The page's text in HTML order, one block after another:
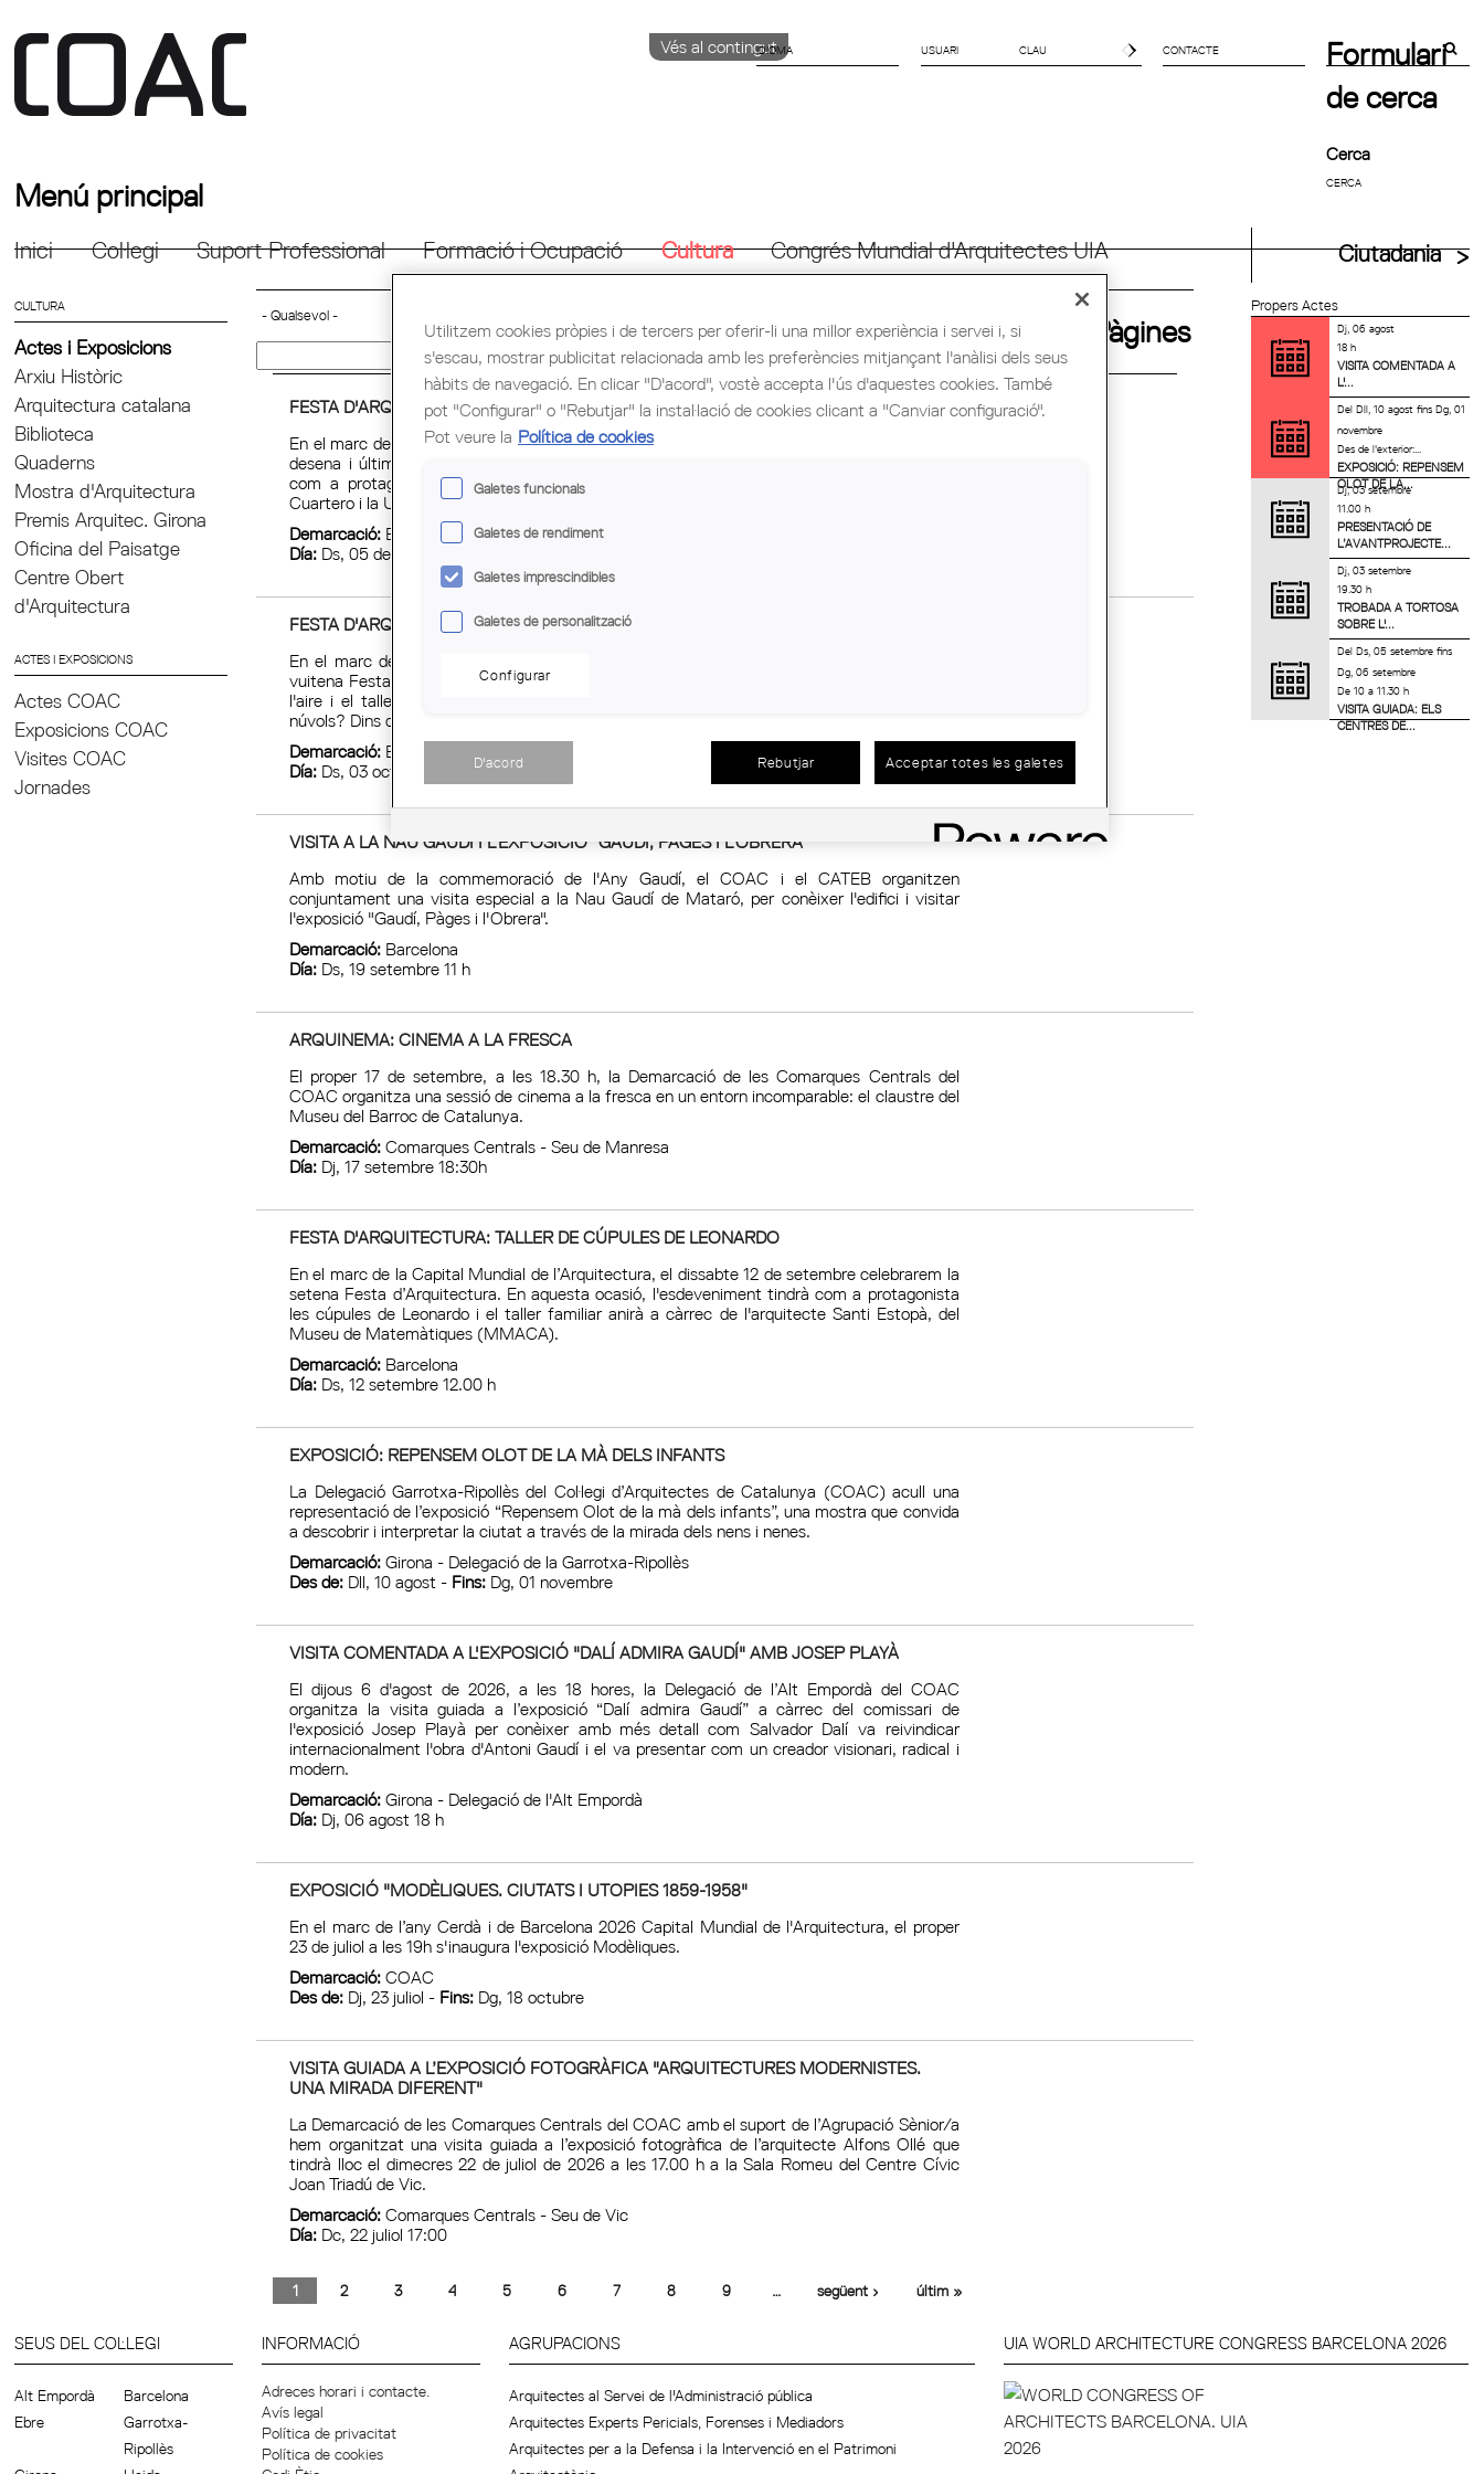
Vés al contingut
IDIOMA CONTACTE
Formulari
de cerca
Cerca
Menú principal
Inici Col·legi Suport Professional Formació i Ocupació Cultura Congrés Mundial d'Arquitectes UIA Ciutadania
Propers Actes
Dj, 06 agost
18 h
VISITA COMENTADA A
L'...
DelDll, 10 agostfinsDg, 01
novembre
Des de l'exterior:...
EXPOSICIÓ: REPENSEM
OLOT DE LA...
Dj, 03 setembre
11.00 h
PRESENTACIÓ DE
L’AVANTPROJECTE...
Dj, 03 setembre
19.30 h
TROBADA A TORTOSA
SOBRE L'...
DelDs, 05 setembrefins
Dg, 06 setembre
De 10 a 11.30 h
VISITA GUIADA: ELS
CENTRES DE...
CULTURA
Actes i Exposicions
Arxiu Històric
Arquitectura catalana
Biblioteca
Quaderns
Mostra d'Arquitectura
Premis Arquitec. Girona
Oficina del Paisatge
Centre Obert
d'Arquitectura
ACTES I EXPOSICIONS
Actes COAC
Exposicions COAC
Visites COAC
Jornades
FESTA D'ARQUITECTURA: TALLER D'ACCESSIBILITAT
En el marc de la Capital Mundial de l’Arquitectura, el dissabte 5 de desembre celebrarem la
desena i última Festa d’Arquitectura del 2026. En aquesta ocasió, l'esdeveniment tindrà
com a protagonista l'accessibilitat i el taller familiar anirà a càrrec de l'arquitecte Pol
Cuartero i la UPC-Fora Barreres.
Demarcació: Barcelona
Día: Ds, 05 desembre 12 h
FESTA D'ARQUITECTURA: TALLER D'AIRE
En el marc de la Capital Mundial de l’Arquitectura, el dissabte 3 d'octubre celebrarem la
vuitena Festa d’Arquitectura. En aquesta ocasió, l'esdeveniment tindrà com a protagonista
l'aire i el taller familiar anirà a càrrec de l'arquitecta Núria Prieto, UIC. Es pot viure als
núvols? Dins dels núvols?
Demarcació: Barcelona
Día: Ds, 03 octubre 12 h
VISITA A LA NAU GAUDÍ I L'EXPOSICIÓ “GAUDÍ, PAGÈS I L'OBRERA”
Amb motiu de la commemoració de l'Any Gaudí, el COAC i el CATEB organitzen
conjuntament una visita especial a la Nau Gaudí de Mataró, per conèixer l'edifici i visitar
l'exposició "Gaudí, Pàges i l'Obrera".
Demarcació: Barcelona
Día: Ds, 19 setembre 11 h
ARQUINEMA: CINEMA A LA FRESCA
El proper 17 de setembre, a les 18.30 h, la Demarcació de les Comarques Centrals del
COAC organitza una sessió de cinema a la fresca en un entorn incomparable: el claustre del
Museu del Barroc de Catalunya.
Demarcació:Comarques Centrals - Seu de Manresa
Día: Dj, 17 setembre 18:30h
FESTA D'ARQUITECTURA: TALLER DE CÚPULES DE LEONARDO
En el marc de la Capital Mundial de l’Arquitectura, el dissabte 12 de setembre celebrarem la
setena Festa d’Arquitectura. En aquesta ocasió, l'esdeveniment tindrà com a protagonista
les cúpules de Leonardo i el taller familiar anirà a càrrec de l'arquitecte Santi Estopà, del
Museu de Matemàtiques (MMACA).
Demarcació: Barcelona
Día: Ds, 12 setembre 12.00 h
EXPOSICIÓ: REPENSEM OLOT DE LA MÀ DELS INFANTS
La Delegació Garrotxa-Ripollès del Col·legi d’Arquitectes de Catalunya (COAC) acull una
representació de l’exposició “Repensem Olot de la mà dels infants”, una mostra que convida
a descobrir i interpretar la ciutat a través de la mirada dels nens i nenes.
Demarcació:Girona - Delegació de la Garrotxa-Ripollès
Des de: Dll, 10 agost - Fins: Dg, 01 novembre
VISITA COMENTADA A L'EXPOSICIÓ "DALÍ ADMIRA GAUDÍ" AMB JOSEP PLAYÀ
El dijous 6 d'agost de 2026, a les 18 hores, la Delegació de l’Alt Empordà del COAC
organitza la visita guiada a l’exposició “Dalí admira Gaudí” a càrrec del comissari de
l'exposició Josep Playà per conèixer amb més detall com Salvador Dalí va reivindicar
internacionalment l'obra d'Antoni Gaudí i el va presentar com un creador visionari, radical i
modern.
Demarcació:Girona - Delegació de l'Alt Empordà
Día: Dj, 06 agost 18 h
EXPOSICIÓ "MODÈLIQUES. CIUTATS I UTOPIES 1859-1958"
En el marc de l’any Cerdà i de Barcelona 2026 Capital Mundial de l'Arquitectura, el proper
23 de juliol a les 19h s'inaugura l'exposició Modèliques.
Demarcació:COAC
Des de: Dj, 23 juliol - Fins: Dg, 18 octubre
VISITA GUIADA A L’EXPOSICIÓ FOTOGRÀFICA "ARQUITECTURES MODERNISTES.
UNA MIRADA DIFERENT"
La Demarcació de les Comarques Centrals del COAC amb el suport de l’Agrupació Sènior/a
hem organitzat una visita guiada a l’exposició fotogràfica de l’arquitecte Alfons Ollé que
tindrà lloc el dimecres 22 de juliol de 2026 a les 17.00 h a la Sala Romeu del Centre Cívic
Joan Triadú de Vic.
Demarcació:Comarques Centrals - Seu de Vic
Día: Dc, 22 juliol 17:00
Pàgines
1 2 3 4 5 6 7 8 9 … següent › últim »
SEUS DEL COL·LEGI
Alt Empordà
Barcelona
Ebre
Garrotxa-
Ripollès
INFORMACIÓ
Adreces horari i contacte.
Avís legal
Política de privacitat
Política de cookies
AGRUPACIONS
Arquitectes al Servei de l'Administració pública
Arquitectes Experts Pericials, Forenses i Mediadors
Arquitectes per a la Defensa i la Intervenció en el Patrimoni
UIA WORLD ARCHITECTURE CONGRESS BARCELONA 2026
Utilitzem cookies pròpies i de tercers per oferir-li una millor experiència i servei i, si
s'escau, mostrar publicitat relacionada amb les preferències mitjançant l'anàlisi dels seus
hàbits de navegació. En clicar "D'acord", vostè accepta l'ús d'aquestes cookies. També
pot "Configurar" o "Rebutjar" la instal·lació de cookies clicant a "Canviar configuració".
Pot veure la Política de cookies
Galetes funcionals
Galetes de rendiment
Galetes imprescindibles
Galetes de personalització
Configurar
D'acord Rebutjar Acceptar totes les galetes